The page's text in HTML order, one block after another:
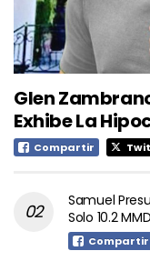
Glen
Exhibe La
Compartir
Samuel
Solo 10.2
Compartir